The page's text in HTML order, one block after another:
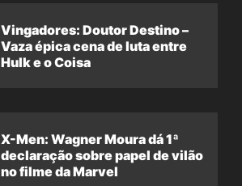
Vingadores: Doutor Destino –
Vaza épica cena de luta entre
Hulk e o Coisa
X-Men: Wagner Moura dá 1ª
declaração sobre papel de vilão
no filme da Marvel